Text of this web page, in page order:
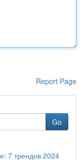
Report Page
Go
7 трендов 2024